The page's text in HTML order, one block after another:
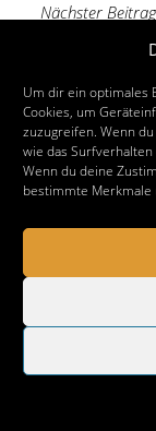
Um dir ein optimales
Cookies, um
zuzugreifen. Wenn
wie das
Wenn du deine
bestimmte Merkmale
Nächster Beitrag
Baum- und